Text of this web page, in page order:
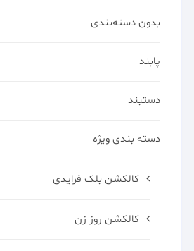
بدون دسته‌بندی
پابند
دستبند
دسته بندی ویژه
کالکشن بلک فرایدی
کالکشن روز زن